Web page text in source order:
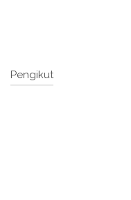
Pengikut